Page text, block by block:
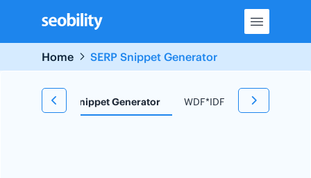
content
Home
SERP Snippet Generator
SERP Snippet Generator WDF*IDF Tool